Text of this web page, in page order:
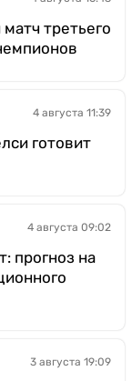
третьего
4 августа 11:39
готовит
4 августа 09:02
прогноз на
3 августа 19:09